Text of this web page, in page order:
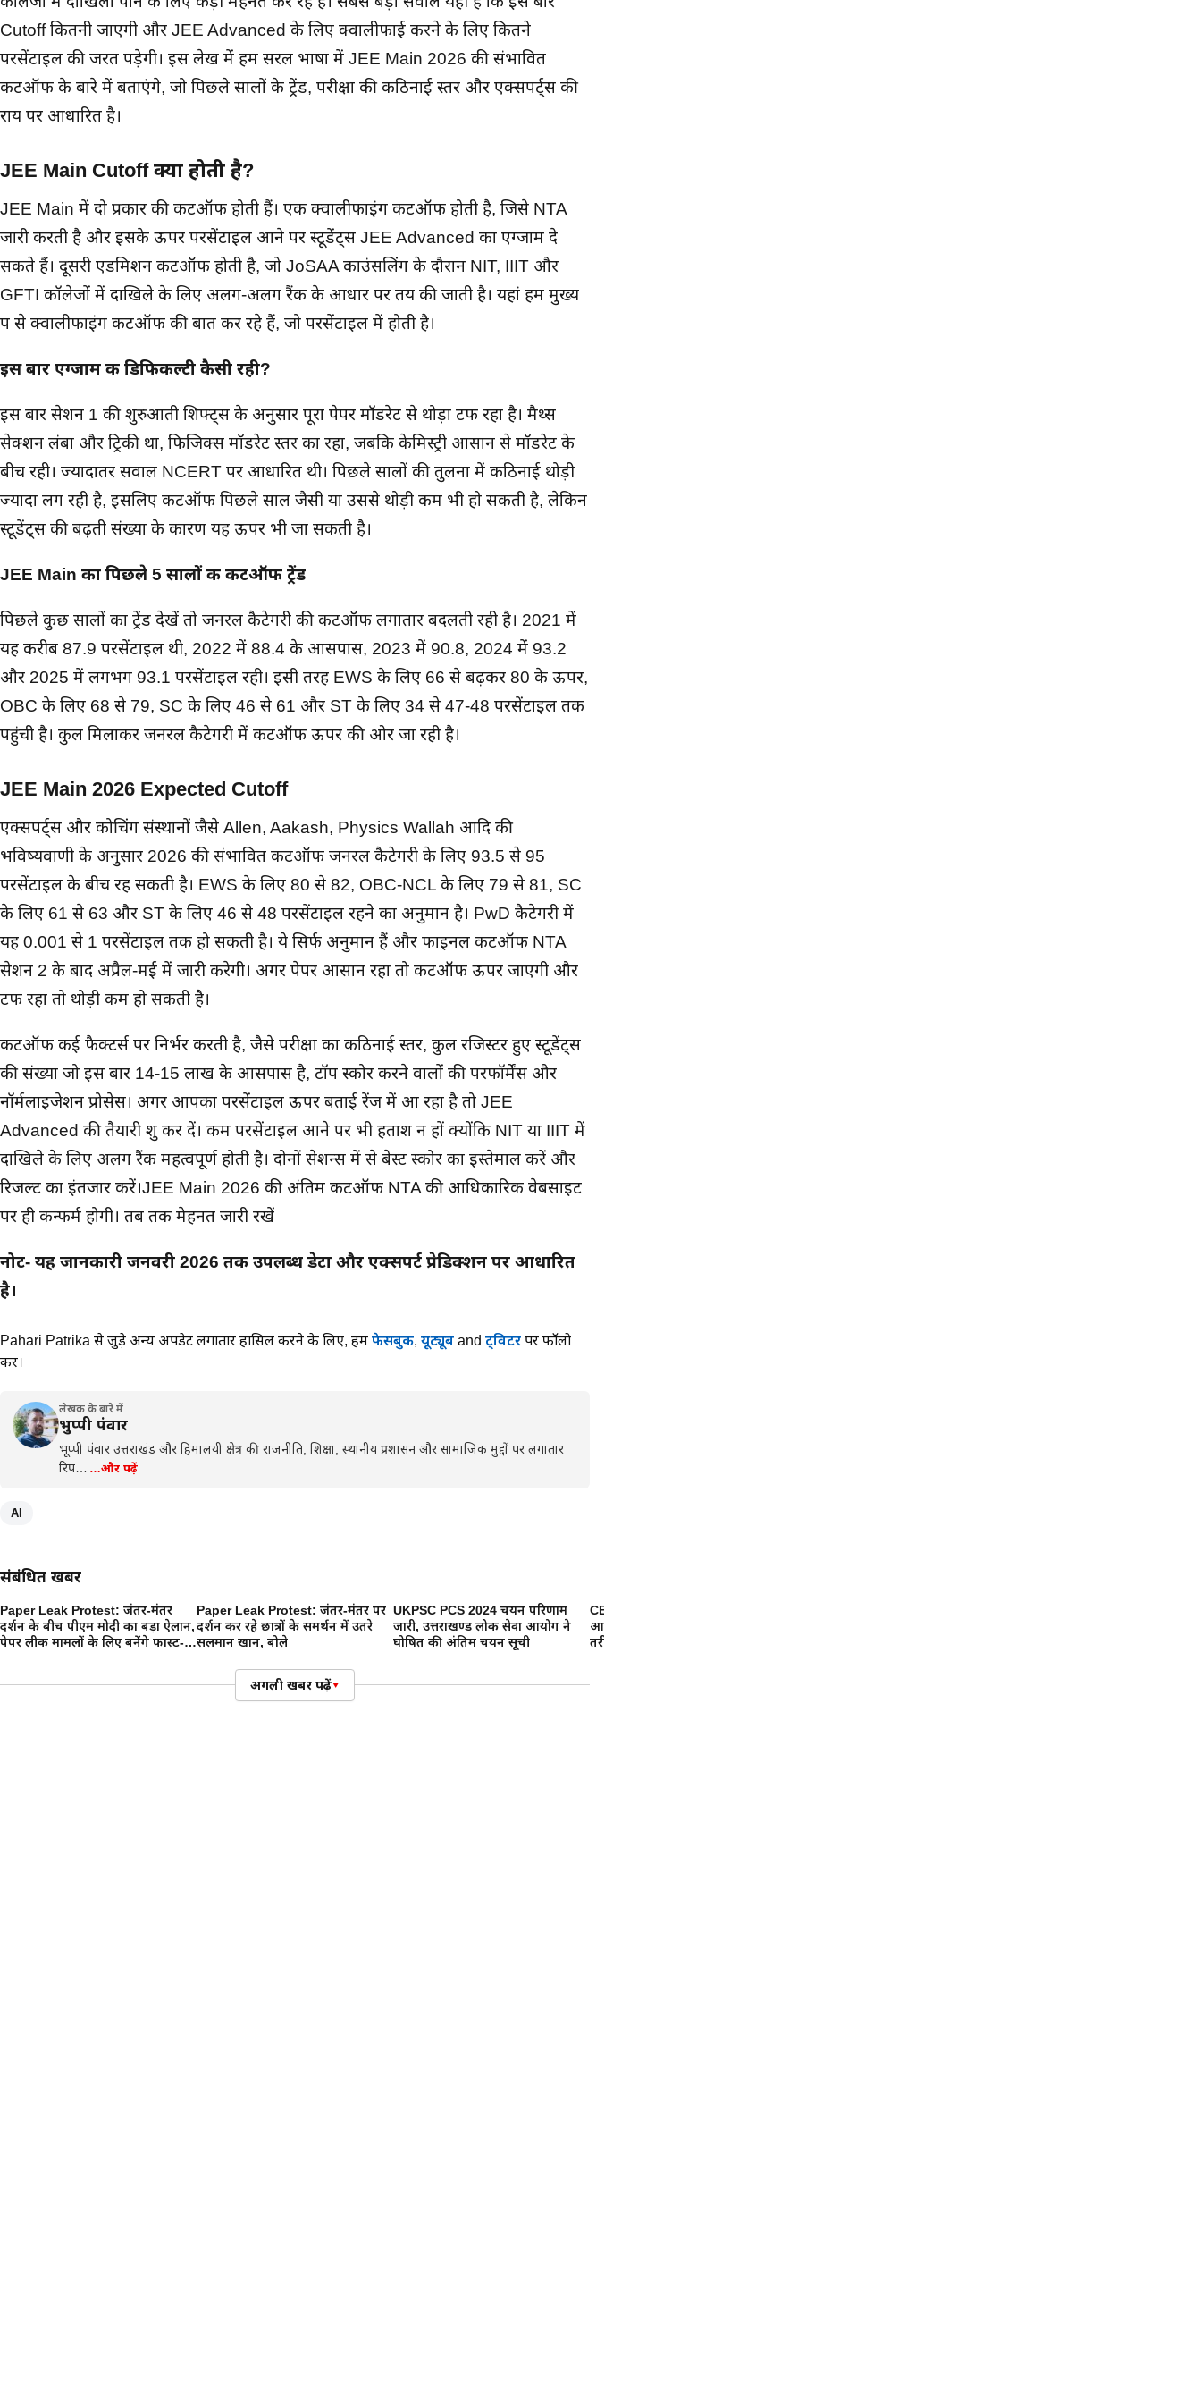
Cutoff कितनी जाएगी और JEE Advanced के लिए क्वालीफाई करने के लिए कितने
परसेंटाइल की जरूरत पड़ेगी। इस लेख में हम सरल भाषा में JEE Main 2026 की संभावित
कटऑफ के बारे में बताएंगे, जो पिछले सालों के ट्रेंड, परीक्षा की कठिनाई स्तर और एक्सपर्ट्स की
राय पर आधारित है।
JEE Main Cutoff क्या होती है?
JEE Main में दो प्रकार की कटऑफ होती हैं। एक क्वालीफाइंग कटऑफ होती है, जिसे NTA
जारी करती है और इसके ऊपर परसेंटाइल आने पर स्टूडेंट्स JEE Advanced का एग्जाम दे
सकते हैं। दूसरी एडमिशन कटऑफ होती है, जो JoSAA काउंसलिंग के दौरान NIT, IIIT और
GFTI कॉलेजों में दाखिले के लिए अलग-अलग रैंक के आधार पर तय की जाती है। यहां हम मुख्य
रूप से क्वालीफाइंग कटऑफ की बात कर रहे हैं, जो परसेंटाइल में होती है।
इस बार एग्जाम की डिफिकल्टी कैसी रही?
इस बार सेशन 1 की शुरुआती शिफ्ट्स के अनुसार पूरा पेपर मॉडरेट से थोड़ा टफ रहा है। मैथ्स
सेक्शन लंबा और ट्रिकी था, फिजिक्स मॉडरेट स्तर का रहा, जबकि केमिस्ट्री आसान से मॉडरेट के
बीच रही। ज्यादातर सवाल NCERT पर आधारित थी। पिछले सालों की तुलना में कठिनाई थोड़ी
ज्यादा लग रही है, इसलिए कटऑफ पिछले साल जैसी या उससे थोड़ी कम भी हो सकती है, लेकिन
स्टूडेंट्स की बढ़ती संख्या के कारण यह ऊपर भी जा सकती है।
JEE Main का पिछले 5 सालों की कटऑफ ट्रेंड
पिछले कुछ सालों का ट्रेंड देखें तो जनरल कैटेगरी की कटऑफ लगातार बदलती रही है। 2021 में
यह करीब 87.9 परसेंटाइल थी, 2022 में 88.4 के आसपास, 2023 में 90.8, 2024 में 93.2
और 2025 में लगभग 93.1 परसेंटाइल रही। इसी तरह EWS के लिए 66 से बढ़कर 80 के ऊपर,
OBC के लिए 68 से 79, SC के लिए 46 से 61 और ST के लिए 34 से 47-48 परसेंटाइल तक
पहुंची है। कुल मिलाकर जनरल कैटेगरी में कटऑफ ऊपर की ओर जा रही है।
JEE Main 2026 Expected Cutoff
एक्सपर्ट्स और कोचिंग संस्थानों जैसे Allen, Aakash, Physics Wallah आदि की
भविष्यवाणी के अनुसार 2026 की संभावित कटऑफ जनरल कैटेगरी के लिए 93.5 से 95
परसेंटाइल के बीच रह सकती है। EWS के लिए 80 से 82, OBC-NCL के लिए 79 से 81, SC
के लिए 61 से 63 और ST के लिए 46 से 48 परसेंटाइल रहने का अनुमान है। PwD कैटेगरी में
यह 0.001 से 1 परसेंटाइल तक हो सकती है। ये सिर्फ अनुमान हैं और फाइनल कटऑफ NTA
सेशन 2 के बाद अप्रैल-मई में जारी करेगी। अगर पेपर आसान रहा तो कटऑफ ऊपर जाएगी और
टफ रहा तो थोड़ी कम हो सकती है।
कटऑफ कई फैक्टर्स पर निर्भर करती है, जैसे परीक्षा का कठिनाई स्तर, कुल रजिस्टर हुए स्टूडेंट्स
की संख्या जो इस बार 14-15 लाख के आसपास है, टॉप स्कोर करने वालों की परफॉर्मेंस और
नॉर्मलाइजेशन प्रोसेस। अगर आपका परसेंटाइल ऊपर बताई रेंज में आ रहा है तो JEE
Advanced की तैयारी शुरू कर दें। कम परसेंटाइल आने पर भी हताश न हों क्योंकि NIT या IIIT में
दाखिले के लिए अलग रैंक महत्वपूर्ण होती है। दोनों सेशन्स में से बेस्ट स्कोर का इस्तेमाल करें और
रिजल्ट का इंतजार करें।JEE Main 2026 की अंतिम कटऑफ NTA की आधिकारिक वेबसाइट
पर ही कन्फर्म होगी। तब तक मेहनत जारी रखें
नोट- यह जानकारी जनवरी 2026 तक उपलब्ध डेटा और एक्सपर्ट प्रेडिक्शन पर आधारित
है।
Pahari Patrika से जुड़े अन्य अपडेट लगातार हासिल करने के लिए, हमें फेसबुक, यूट्यूब and ट्विटर पर फॉलो
करें।
लेखक के बारे में
भुप्पी पंवार
भूप्पी पंवार उत्तराखंड और हिमालयी क्षेत्र की राजनीति, शिक्षा, स्थानीय प्रशासन और सामाजिक मुद्दों पर लगातार
रिप…
…और पढ़ें
AI
संबंधित खबरें
Paper Leak Protest: जंतर-मंतर
प्रदर्शन के बीच पीएम मोदी का बड़ा ऐलान,
पेपर लीक मामलों के लिए बनेंगे फास्ट-
Paper Leak Protest: जंतर-मंतर पर
प्रदर्शन कर रहे छात्रों के समर्थन में उतरे
सलमान खान, बोले
UKPSC PCS 2024 चयन परिणाम
जारी, उत्तराखण्ड लोक सेवा आयोग ने
घोषित की अंतिम चयन सूची
CBSE 12वीं का रिजल्ट 2026 कब
आएगा? लेटेस्ट डेट, चेक करने का
तरीका और पूरी जानकारी
अगली खबर पढ़ें▾